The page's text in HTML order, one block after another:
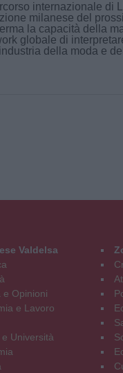
internazionale di
milanese del
la capacità della
globale di
della moda e
Valdelsa
e Opinioni
e Lavoro
e Università